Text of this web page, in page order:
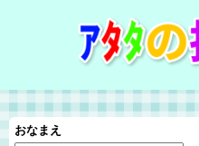
おなまえ